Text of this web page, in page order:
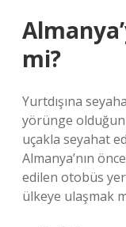
mi?
Yurtdışına
yörünge
uçakla seyahat
Almanya’nın
edilen otobüs
ülkeye ulaşmak